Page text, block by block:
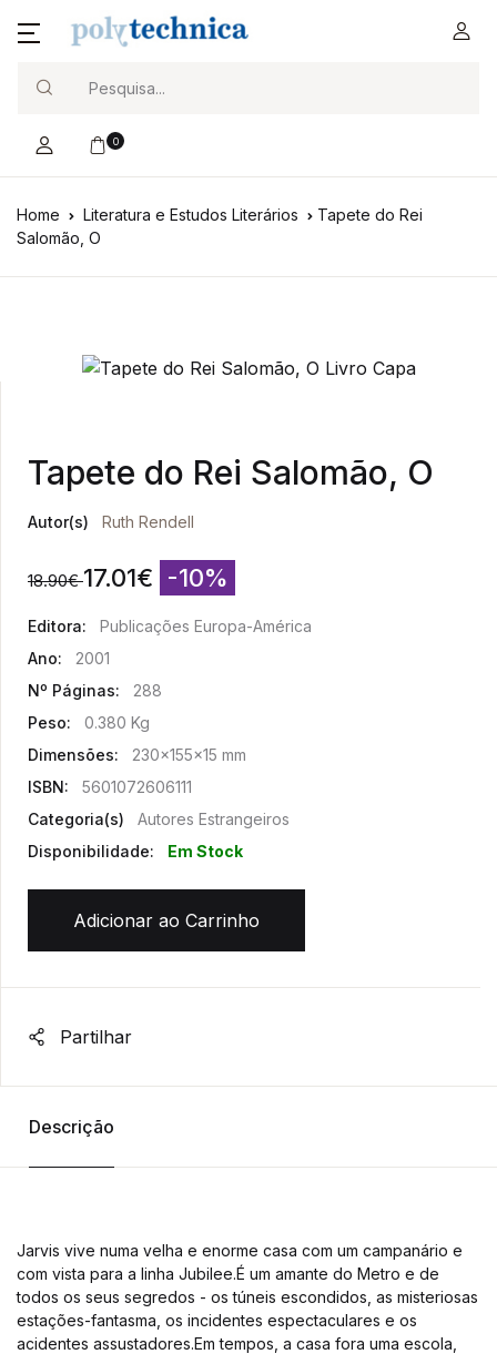
0
Home Literatura e Estudos Literários
Tapete do Rei
Salomão, O
Tapete do Rei Salomão, O
Autor(s) Ruth Rendell
18.90€ 17.01€ -10%
Editora:
Publicações Europa-América
Ano:
2001
Nº Páginas:
288
Peso:
0.380 Kg
Dimensões:
230x155x15 mm
ISBN:
5601072606111
Categoria(s)
Autores Estrangeiros
Disponibilidade:
Em Stock
Adicionar ao Carrinho
Partilhar
Descrição
Jarvis vive numa velha e enorme casa com um campanário e
com vista para a linha Jubilee.É um amante do Metro e de
todos os seus segredos - os túneis escondidos, as misteriosas
estações-fantasma, os incidentes espectaculares e os
acidentes assustadores.Em tempos, a casa fora uma escola,